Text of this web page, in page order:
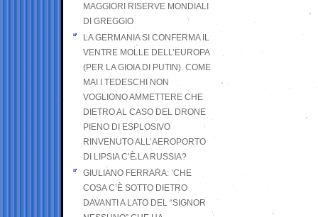
MAGGIORI RISERVE MONDIALI
DI GREGGIO
LA GERMANIA SI CONFERMA IL
VENTRE MOLLE DELL’EUROPA
(PER LA GIOIA DI PUTIN). COME
MAI I TEDESCHI NON
VOGLIONO AMMETTERE CHE
DIETRO AL CASO DEL DRONE
PIENO DI ESPLOSIVO
RINVENUTO ALL’AEROPORTO
DI LIPSIA C’È LA RUSSIA?
GIULIANO FERRARA: ’CHE
COSA C’È SOTTO DIETRO
DAVANTI A LATO DEL “SIGNOR